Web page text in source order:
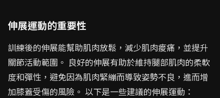
伸展運動的重要性
訓練後的伸展能幫助肌肉放鬆，減少肌肉痠痛，並提升
關節活動範圍。 良好的伸展有助於維持腿部肌肉的柔軟
度和彈性，避免因為肌肉緊繃而導致姿勢不良，進而增
加膝蓋受傷的風險。 以下是一些建議的伸展運動：